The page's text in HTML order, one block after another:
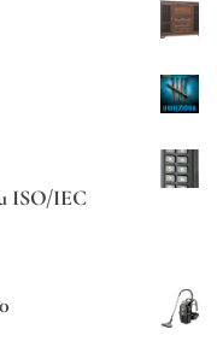
ISO/IEC